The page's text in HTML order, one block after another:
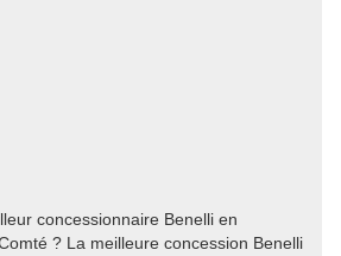
concessionnaire Benelli en
? La meilleure concession Benelli